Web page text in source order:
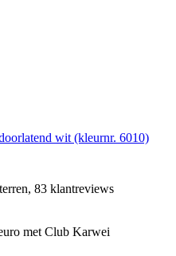
wit (kleurnr. 6010)
83 klantreviews
met Club Karwei